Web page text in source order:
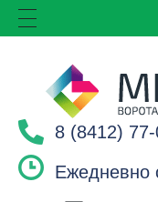
8 (8412)
Ежедневно